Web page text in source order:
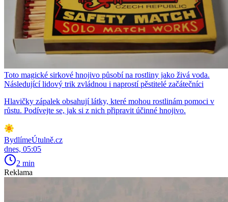
Toto magické sirkové hnojivo působí na rostliny jako živá voda.
Následující lidový trik zvládnou i naprostí pěstitelé začátečníci
Hlavičky zápalek obsahují látky, které mohou rostlinám pomoci v
růstu. Podívejte se, jak si z nich připravit účinné hnojivo.
BydlímeÚtulně.cz
dnes, 05:05
2 min
Reklama